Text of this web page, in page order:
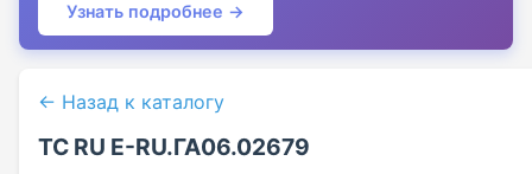
Узнать подробнее →
← Назад к каталогу
ТС RU Е-RU.ГА06.02679